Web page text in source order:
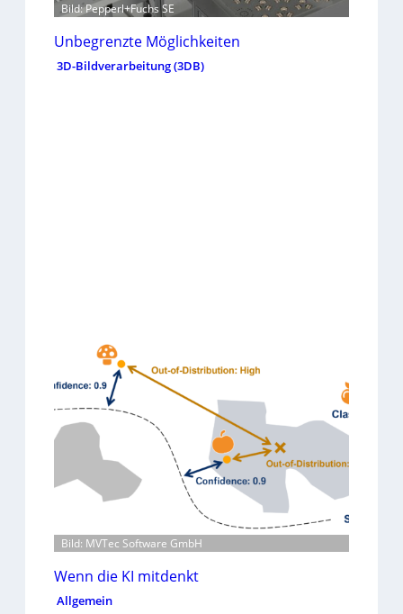
Bild: Pepperl+Fuchs SE
Unbegrenzte Möglichkeiten
3D-Bildverarbeitung (3DB)
Bild: MVTec Software GmbH
Wenn die KI mitdenkt
Allgemein